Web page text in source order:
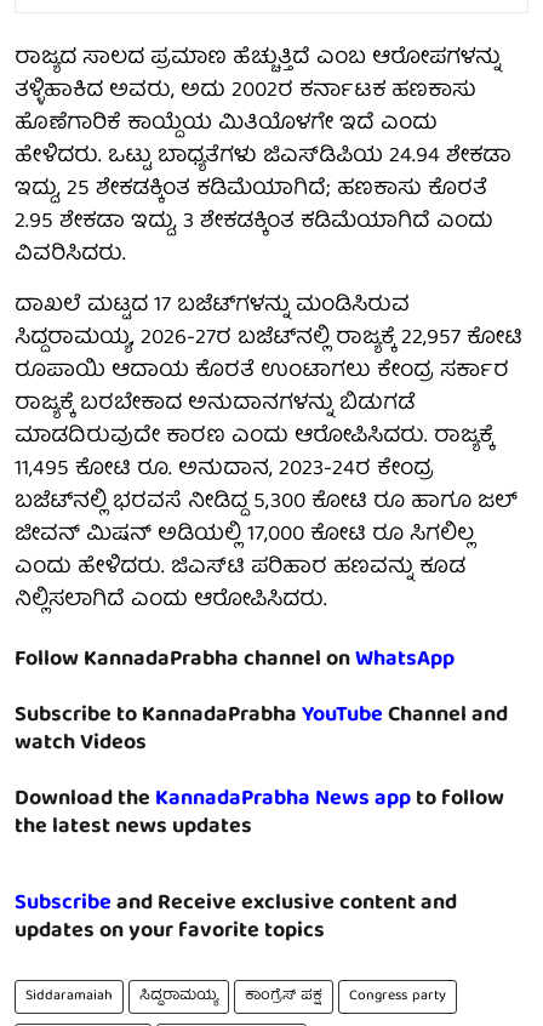
ರಾಜ್ಯದ ಸಾಲದ ಪ್ರಮಾಣ ಹೆಚ್ಚುತ್ತಿದೆ ಎಂಬ ಆರೋಪಗಳನ್ನು
ತಳ್ಳಿಹಾಕಿದ ಅವರು, ಅದು 2002ರ ಕರ್ನಾಟಕ ಹಣಕಾಸು
ಹೊಣೆಗಾರಿಕೆ ಕಾಯ್ದೆಯ ಮಿತಿಯೊಳಗೇ ಇದೆ ಎಂದು
ಹೇಳಿದರು. ಒಟ್ಟು ಬಾಧ್ಯತೆಗಳು ಜಿಎಸ್‌ಡಿಪಿಯ 24.94 ಶೇಕಡಾ
ಇದ್ದು, 25 ಶೇಕಡಕ್ಕಿಂತ ಕಡಿಮೆಯಾಗಿದೆ; ಹಣಕಾಸು ಕೊರತೆ
2.95 ಶೇಕಡಾ ಇದ್ದು, 3 ಶೇಕಡಕ್ಕಿಂತ ಕಡಿಮೆಯಾಗಿದೆ ಎಂದು
ವಿವರಿಸಿದರು.
ದಾಖಲೆ ಮಟ್ಟದ 17 ಬಜೆಟ್‌ಗಳನ್ನು ಮಂಡಿಸಿರುವ
ಸಿದ್ದರಾಮಯ್ಯ, 2026-27ರ ಬಜೆಟ್‌ನಲ್ಲಿ ರಾಜ್ಯಕ್ಕೆ 22,957 ಕೋಟಿ
ರೂಪಾಯಿ ಆದಾಯ ಕೊರತೆ ಉಂಟಾಗಲು ಕೇಂದ್ರ ಸರ್ಕಾರ
ರಾಜ್ಯಕ್ಕೆ ಬರಬೇಕಾದ ಅನುದಾನಗಳನ್ನು ಬಿಡುಗಡೆ
ಮಾಡದಿರುವುದೇ ಕಾರಣ ಎಂದು ಆರೋಪಿಸಿದರು. ರಾಜ್ಯಕ್ಕೆ
11,495 ಕೋಟಿ ರೂ. ಅನುದಾನ, 2023-24ರ ಕೇಂದ್ರ
ಬಜೆಟ್‌ನಲ್ಲಿ ಭರವಸೆ ನೀಡಿದ್ದ 5,300 ಕೋಟಿ ರೂ ಹಾಗೂ ಜಲ್
ಜೀವನ್ ಮಿಷನ್ ಅಡಿಯಲ್ಲಿ 17,000 ಕೋಟಿ ರೂ ಸಿಗಲಿಲ್ಲ
ಎಂದು ಹೇಳಿದರು. ಜಿಎಸ್‌ಟಿ ಪರಿಹಾರ ಹಣವನ್ನು ಕೂಡ
ನಿಲ್ಲಿಸಲಾಗಿದೆ ಎಂದು ಆರೋಪಿಸಿದರು.
Follow KannadaPrabha channel onWhatsApp
Subscribe to KannadaPrabhaYouTubeChannel and
watch Videos
Download theKannadaPrabha News appto follow
the latest news updates
Subscribeand Receive exclusive content and
updates on your favorite topics
Siddaramaiah ಸಿದ್ದರಾಮಯ್ಯ ಕಾಂಗ್ರೆಸ್ ಪಕ್ಷ Congress party